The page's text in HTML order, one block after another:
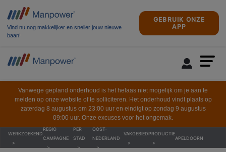
Vind nu nog makkelijker en sneller jouw nieuwe
baan!
GEBRUIK ONZE
APP
Vanwege gepland onderhoud is het helaas niet mogelijk om je aan te
melden op onze website of te solliciteren. Het onderhoud vindt plaats op
zaterdag 8 augustus om 23:00 uur en eindigt op zondag 9 augustus
09:00 uur. Onze excuses voor het ongemak.
WERKZOEKEND
REGIO
CAMPAGNE
PER
STAD
OOST-
NEDERLAND
VAKGEBIEDPRODUCTIE
APELDOORN